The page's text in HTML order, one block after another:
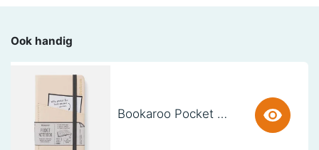
Ook handig
Bookaroo Pocket Notebook (A6) - CREAM